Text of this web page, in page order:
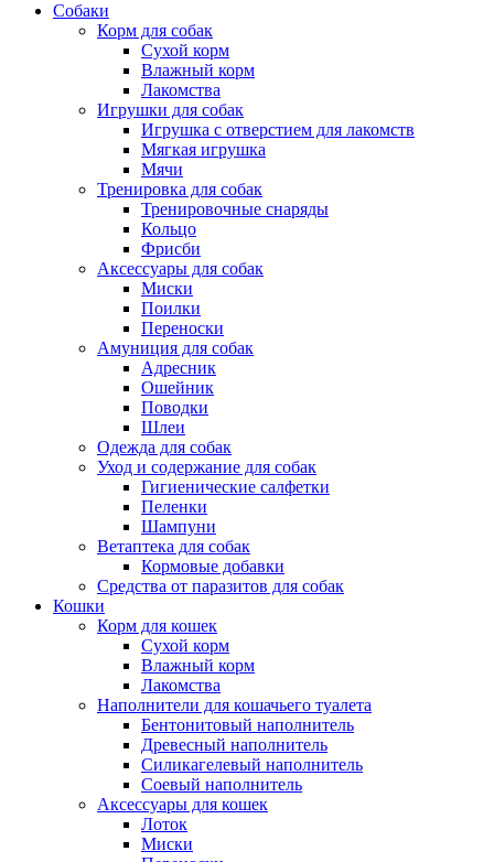
Собаки
Корм для собак
Сухой корм
Влажный корм
Лакомства
Игрушки для собак
Игрушка с отверстием для лакомств
Мягкая игрушка
Мячи
Тренировка для собак
Тренировочные снаряды
Кольцо
Фрисби
Аксессуары для собак
Миски
Поилки
Переноски
Амуниция для собак
Адресник
Ошейник
Поводки
Шлеи
Одежда для собак
Уход и содержание для собак
Гигиенические салфетки
Пеленки
Шампуни
Ветаптека для собак
Кормовые добавки
Средства от паразитов для собак
Кошки
Корм для кошек
Сухой корм
Влажный корм
Лакомства
Наполнители для кошачьего туалета
Бентонитовый наполнитель
Древесный наполнитель
Силикагелевый наполнитель
Соевый наполнитель
Аксессуары для кошек
Лоток
Миски